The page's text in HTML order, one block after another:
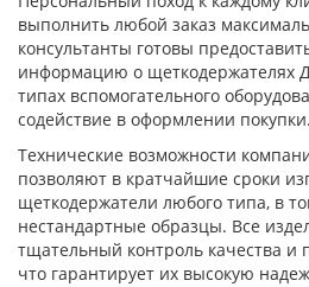
выполнить любой заказ
консультанты готовы
информацию о щеткодержателях
типах вспомогательного
содействие в оформлении покупки.
Технические возможности
позволяют в кратчайшие сроки
щеткодержатели любого типа, в
нестандартные образцы. Все
тщательный контроль качества и
что гарантирует их высокую